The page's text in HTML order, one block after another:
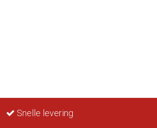
Snelle levering